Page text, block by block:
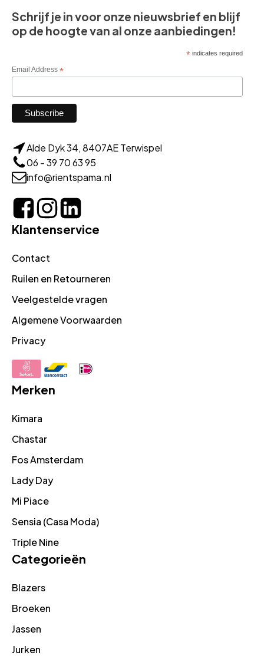
Schrijf je in voor onze nieuwsbrief en blijf
op de hoogte van al onze aanbiedingen!
*indicates required
Email Address *
Alde Dyk 34, 8407AE Terwispel
06 - 39 70 63 95
info@rientspama.nl
Klantenservice
Contact
Ruilen en Retourneren
Veelgestelde vragen
Algemene Voorwaarden
Privacy
Merken
Kimara
Chastar
Fos Amsterdam
Lady Day
Mi Piace
Sensia (Casa Moda)
Triple Nine
Categorieën
Blazers
Broeken
Jassen
Jurken